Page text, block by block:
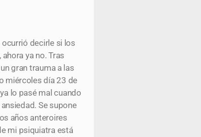
decirle si los
ya no. Tras
gran trauma a las
miércoles día 23 de
lo pasé mal cuando
Se supone
años anteroires
mi psiquiatra está